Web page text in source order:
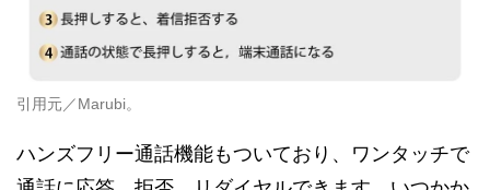
引用元／Marubi。
ハンズフリー通話機能もついており、ワンタッチで